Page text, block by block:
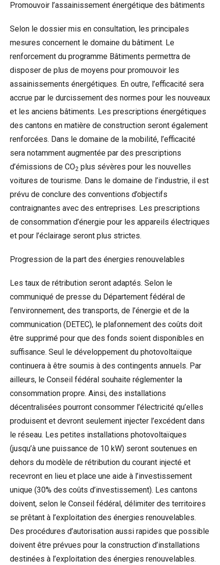
Promouvoir l’assainissement énergétique des bâtiments
Selon le dossier mis en consultation, les principales
mesures concernent le domaine du bâtiment. Le
renforcement du programme Bâtiments permettra de
disposer de plus de moyens pour promouvoir les
assainissements énergétiques. En outre, l’efficacité sera
accrue par le durcissement des normes pour les nouveaux
et les anciens bâtiments. Les prescriptions énergétiques
des cantons en matière de construction seront également
renforcées. Dans le domaine de la mobilité, l’efficacité
sera notamment augmentée par des prescriptions
d’émissions de CO2 plus sévères pour les nouvelles
voitures de tourisme. Dans le domaine de l’industrie, il est
prévu de conclure des conventions d’objectifs
contraignantes avec des entreprises. Les prescriptions
de consommation d’énergie pour les appareils électriques
et pour l’éclairage seront plus strictes.
Progression de la part des énergies renouvelables
Les taux de rétribution seront adaptés. Selon le
communiqué de presse du Département fédéral de
l’environnement, des transports, de l’énergie et de la
communication (DETEC), le plafonnement des coûts doit
être supprimé pour que des fonds soient disponibles en
suffisance. Seul le développement du photovoltaïque
continuera à être soumis à des contingents annuels. Par
ailleurs, le Conseil fédéral souhaite réglementer la
consommation propre. Ainsi, des installations
décentralisées pourront consommer l’électricité qu’elles
produisent et devront seulement injecter l’excédent dans
le réseau. Les petites installations photovoltaïques
(jusqu’à une puissance de 10 kW) seront soutenues en
dehors du modèle de rétribution du courant injecté et
recevront en lieu et place une aide à l’investissement
unique (30% des coûts d’investissement). Les cantons
doivent, selon le Conseil fédéral, délimiter des territoires
se prêtant à l’exploitation des énergies renouvelables.
Des procédures d’autorisation aussi rapides que possible
doivent être prévues pour la construction d’installations
destinées à l’exploitation des énergies renouvelables.